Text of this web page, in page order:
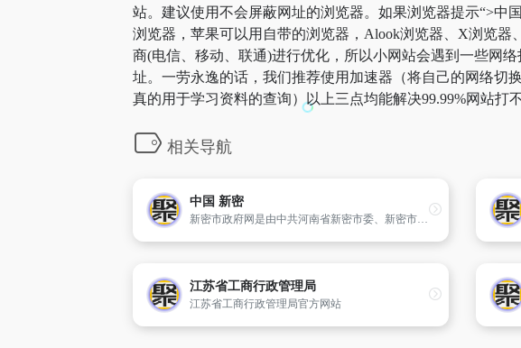
站。建议使用不会屏蔽网址的浏览器。如果浏览器提示“>中
浏览器，苹果可以用自带的浏览器，Alook浏览器、X浏览
商(电信、移动、联通)进行优化，所以小网站会遇到一些网
址。一劳永逸的话，我们推荐使用加速器（将自己的网络切
真的用于学习资料的查询）以上三点均能解决99.99%网站打
相关导航
中国 新密
新密市政府网是由中共河南省新密市委、新密市人民政府主办,市政府电子政务中心负责维护管理的新密市党政门户网站,也是新密市委、市政府各部门在互联网上发布权威政府信息和提供在线服务的总平台,以及政府各部门和各乡镇政府网站与公众联络和交流的总窗口。
江苏省工商行政管理局
江苏省工商行政管理局官方网站